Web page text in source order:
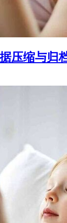
压缩与归